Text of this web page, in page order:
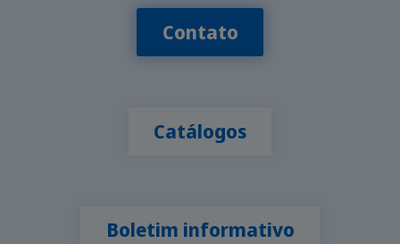
Contato
Catálogos
Boletim informativo